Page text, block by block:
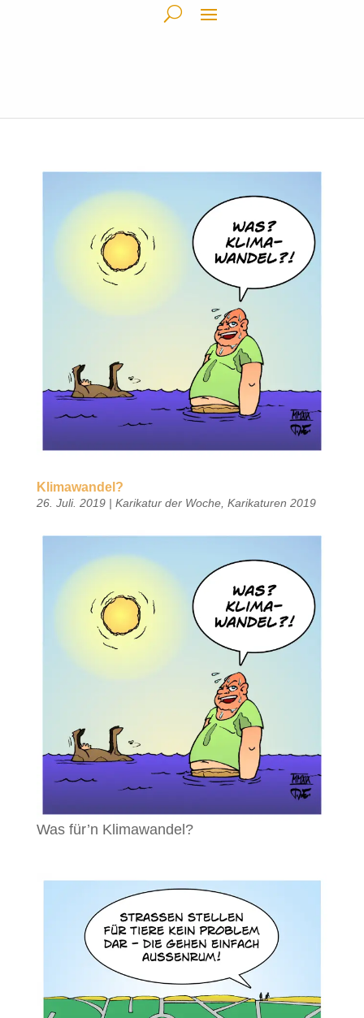
Klimawandel?
26. Juli. 2019| Karikatur der Woche, Karikaturen 2019
Was für’n Klimawandel?